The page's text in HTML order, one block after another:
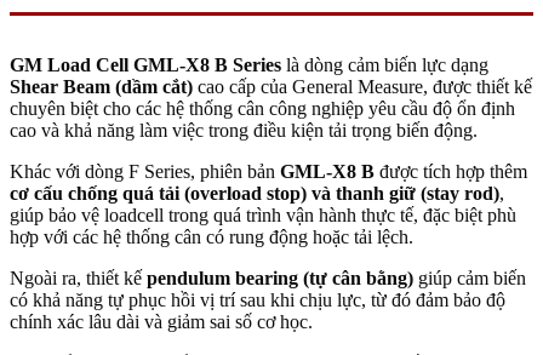
GM Load Cell GML-X8 B Series là dòng cảm biến lực dạng
Shear Beam (dầm cắt) cao cấp của General Measure, được thiết kế
chuyên biệt cho các hệ thống cân công nghiệp yêu cầu độ ổn định
cao và khả năng làm việc trong điều kiện tải trọng biến động.
Khác với dòng F Series, phiên bản GML-X8 B được tích hợp thêm
cơ cấu chống quá tải (overload stop) và thanh giữ (stay rod),
giúp bảo vệ loadcell trong quá trình vận hành thực tế, đặc biệt phù
hợp với các hệ thống cân có rung động hoặc tải lệch.
Ngoài ra, thiết kế pendulum bearing (tự cân bằng) giúp cảm biến
có khả năng tự phục hồi vị trí sau khi chịu lực, từ đó đảm bảo độ
chính xác lâu dài và giảm sai số cơ học.